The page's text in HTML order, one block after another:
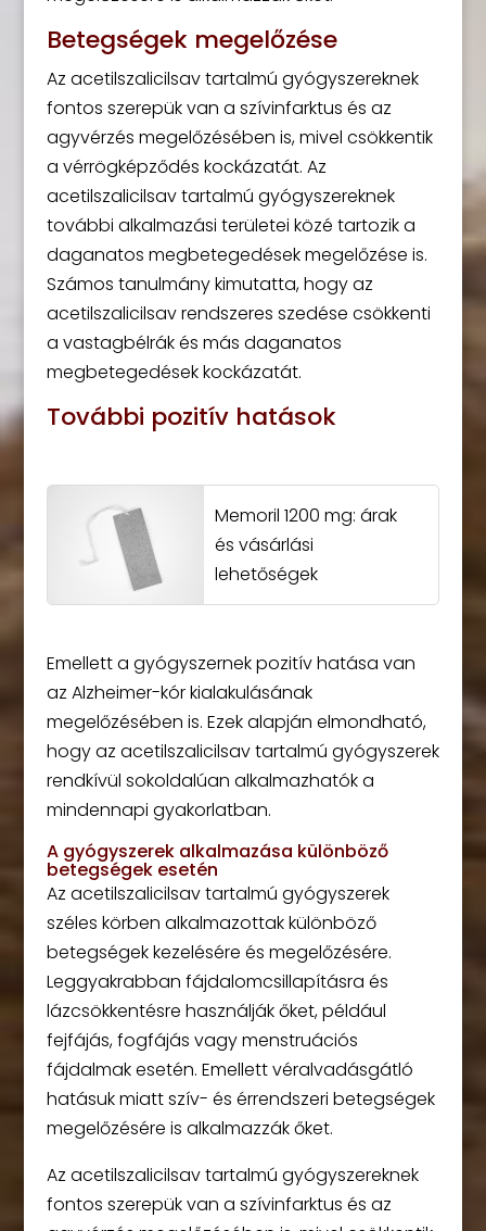
Betegségek megelőzése
Az acetilszalicilsav tartalmú gyógyszereknek
fontos szerepük van a szívinfarktus és az
agyvérzés megelőzésében is, mivel csökkentik
a vérrögképződés kockázatát. Az
acetilszalicilsav tartalmú gyógyszereknek
további alkalmazási területei közé tartozik a
daganatos megbetegedések megelőzése is.
Számos tanulmány kimutatta, hogy az
acetilszalicilsav rendszeres szedése csökkenti
a vastagbélrák és más daganatos
megbetegedések kockázatát.
További pozitív hatások
Memoril 1200 mg: árak
és vásárlási
lehetőségek
Emellett a gyógyszernek pozitív hatása van
az Alzheimer-kór kialakulásának
megelőzésében is. Ezek alapján elmondható,
hogy az acetilszalicilsav tartalmú gyógyszerek
rendkívül sokoldalúan alkalmazhatók a
mindennapi gyakorlatban.
A gyógyszerek alkalmazása különböző
betegségek esetén
Az acetilszalicilsav tartalmú gyógyszerek
széles körben alkalmazottak különböző
betegségek kezelésére és megelőzésére.
Leggyakrabban fájdalomcsillapításra és
lázcsökkentésre használják őket, például
fejfájás, fogfájás vagy menstruációs
fájdalmak esetén. Emellett véralvadásgátló
hatásuk miatt szív- és érrendszeri betegségek
megelőzésére is alkalmazzák őket.
Az acetilszalicilsav tartalmú gyógyszereknek
fontos szerepük van a szívinfarktus és az